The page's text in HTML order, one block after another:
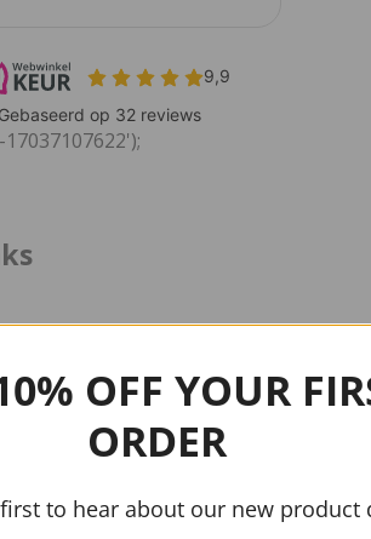
OFF YOUR
ORDER
to hear about our new product